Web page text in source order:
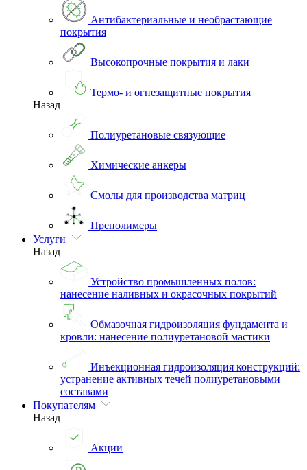
Антибактериальные и необрастающие
покрытия
Высокопрочные покрытия и лаки
Термо- и огнезащитные покрытия
Назад
Полиуретановые связующие
Химические анкеры
Смолы для производства матриц
Преполимеры
Услуги
Назад
Устройство промышленных полов:
нанесение наливных и окрасочных покрытий
Обмазочная гидроизоляция фундамента и
кровли: нанесение полиуретановой мастики
Инъекционная гидроизоляция конструкций:
устранение активных течей полиуретановыми
составами
Покупателям
Назад
Акции